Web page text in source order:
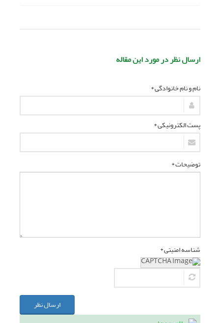
ارسال نظر در مورد این مقاله
نام و نام خانوادگی *
پست الکترونیکی *
توضیحات *
شناسه امنیتی *
ارسال نظر